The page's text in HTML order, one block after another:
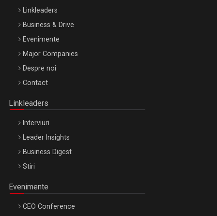
Be Inspired. Make it Happen!, ARTEMIS LETO, ORADEA, 8
Octombrie
Linkleaders
Business & Drive
Evenimente
Major Companies
Despre noi
Contact
Linkleaders
Interviuri
Leader Insights
Business Digest
Stiri
Evenimente
CEO Conference